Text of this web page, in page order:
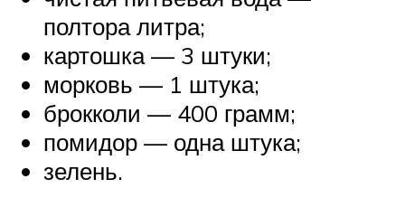
полтора литра;
картошка — 3 штуки;
морковь — 1 штука;
брокколи — 400 грамм;
помидор — одна штука;
зелень.